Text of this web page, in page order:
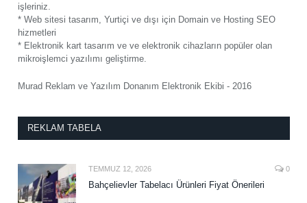
işleriniz.
* Web sitesi tasarım, Yurtiçi ve dışı için Domain ve Hosting SEO
hizmetleri
* Elektronik kart tasarım ve ve elektronik cihazların popüler olan
mikroişlemci yazılımı geliştirme.
Murad Reklam ve Yazılım Donanım Elektronik Ekibi - 2016
REKLAM TABELA
TEMMUZ 12, 2026 0
Bahçelievler Tabelacı Ürünleri Fiyat Önerileri